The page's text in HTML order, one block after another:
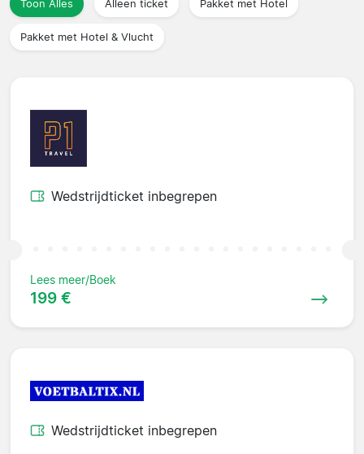
Toon Alles Alleen ticket Pakket met Hotel
Pakket met Hotel & Vlucht
Wedstrijdticket inbegrepen
Lees meer/Boek
199 €
Wedstrijdticket inbegrepen